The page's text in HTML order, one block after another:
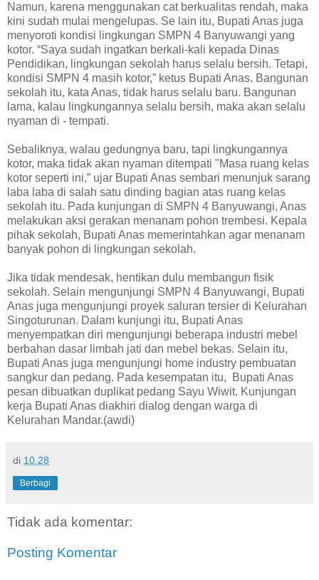
Namun, karena menggunakan cat berkualitas rendah, maka
kini sudah mulai mengelupas. Se lain itu, Bupati Anas juga
menyoroti kondisi lingkungan SMPN 4 Banyuwangi yang
kotor. “Saya sudah ingatkan berkali-kali kepada Dinas
Pendidikan, lingkungan sekolah harus selalu bersih. Tetapi,
kondisi SMPN 4 masih kotor,” ketus Bupati Anas. Bangunan
sekolah itu, kata Anas, tidak harus selalu baru. Bangunan
lama, kalau lingkungannya selalu bersih, maka akan selalu
nyaman di - tempati.
Sebaliknya, walau gedungnya baru, tapi lingkungannya
kotor, maka tidak akan nyaman ditempati "Masa ruang kelas
kotor seperti ini,” ujar Bupati Anas sembari menunjuk sarang
laba laba di salah satu dinding bagian atas ruang kelas
sekolah itu. Pada kunjungan di SMPN 4 Banyuwangi, Anas
melakukan aksi gerakan menanam pohon trembesi. Kepala
pihak sekolah, Bupati Anas memerintahkan agar menanam
banyak pohon di lingkungan sekolah.
Jika tidak mendesak, hentikan dulu membangun fisik
sekolah. Selain mengunjungi SMPN 4 Banyuwangi, Bupati
Anas juga mengunjungi proyek saluran tersier di Kelurahan
Singoturunan. Dalam kunjungi itu, Bupati Anas
menyempatkan diri mengunjungi beberapa industri mebel
berbahan dasar limbah jati dan mebel bekas. Selain itu,
Bupati Anas juga mengunjungi home industry pembuatan
sangkur dan pedang. Pada kesempatan itu, Bupati Anas
pesan dibuatkan duplikat pedang Sayu Wiwit. Kunjungan
kerja Bupati Anas diakhiri dialog dengan warga di
Kelurahan Mandar.(awdi)
di 10.28
Berbagi
Tidak ada komentar:
Posting Komentar